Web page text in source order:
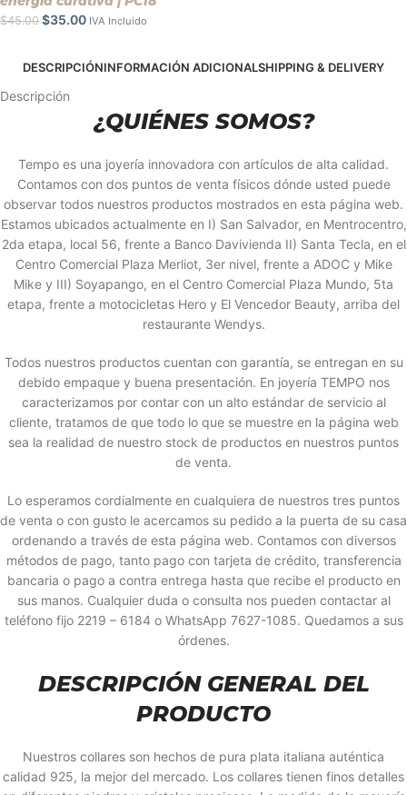
$45.00 $35.00 IVA Incluido
DESCRIPCIÓNINFORMACIÓN ADICIONALSHIPPING & DELIVERY
Descripción
¿QUIÉNES SOMOS?
Tempo es una joyería innovadora con artículos de alta calidad.
Contamos con dos puntos de venta físicos dónde usted puede
observar todos nuestros productos mostrados en esta página web.
Estamos ubicados actualmente en I) San Salvador, en Mentrocentro,
2da etapa, local 56, frente a Banco Davivienda II) Santa Tecla, en el
Centro Comercial Plaza Merliot, 3er nivel, frente a ADOC y Mike
Mike y III) Soyapango, en el Centro Comercial Plaza Mundo, 5ta
etapa, frente a motocicletas Hero y El Vencedor Beauty, arriba del
restaurante Wendys.
Todos nuestros productos cuentan con garantía, se entregan en su
debido empaque y buena presentación. En joyería TEMPO nos
caracterizamos por contar con un alto estándar de servicio al
cliente, tratamos de que todo lo que se muestre en la página web
sea la realidad de nuestro stock de productos en nuestros puntos
de venta.
Lo esperamos cordialmente en cualquiera de nuestros tres puntos
de venta o con gusto le acercamos su pedido a la puerta de su casa
ordenando a través de esta página web. Contamos con diversos
métodos de pago, tanto pago con tarjeta de crédito, transferencia
bancaria o pago a contra entrega hasta que recibe el producto en
sus manos. Cualquier duda o consulta nos pueden contactar al
teléfono fijo 2219 – 6184 o WhatsApp 7627-1085. Quedamos a sus
órdenes.
DESCRIPCIÓN GENERAL DEL
PRODUCTO
Nuestros collares son hechos de pura plata italiana auténtica
calidad 925, la mejor del mercado. Los collares tienen finos detalles